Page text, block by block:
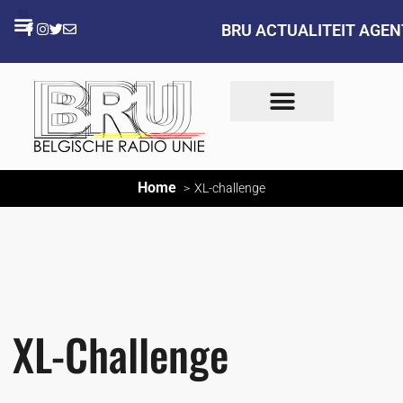
BRU ACTUALITEIT
Home XL-challenge
XL-Challenge